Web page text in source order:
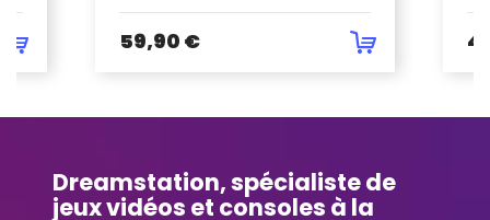
59,90 €
Dreamstation, spécialiste de
jeux vidéos et consoles à la